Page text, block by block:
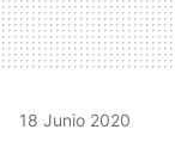
18 Junio 2020